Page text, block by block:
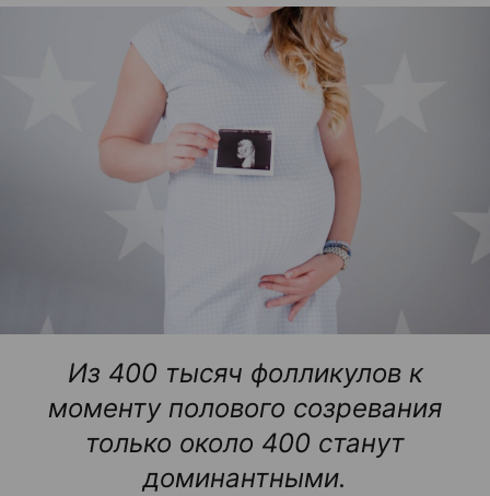
Из 400 тысяч фолликулов к
моменту полового созревания
только около 400 станут
доминантными.